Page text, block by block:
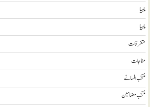
ماہیا
ماہیا
متفرقات
مناجات
منتخب افسانے
منتخب مضامين